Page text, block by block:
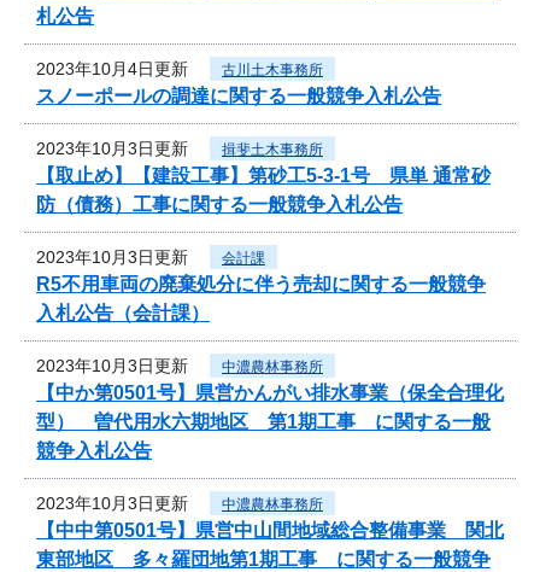
札公告
2023年10月4日更新 古川土木事務所
スノーポールの調達に関する一般競争入札公告
2023年10月3日更新 揖斐土木事務所
【取止め】【建設工事】第砂工5-3-1号 県単 通常砂
防（債務）工事に関する一般競争入札公告
2023年10月3日更新 会計課
R5不用車両の廃棄処分に伴う売却に関する一般競争
入札公告（会計課）
2023年10月3日更新 中濃農林事務所
【中か第0501号】県営かんがい排水事業（保全合理化
型） 曽代用水六期地区 第1期工事 に関する一般
競争入札公告
2023年10月3日更新 中濃農林事務所
【中中第0501号】県営中山間地域総合整備事業 関北
東部地区 多々羅団地第1期工事 に関する一般競争